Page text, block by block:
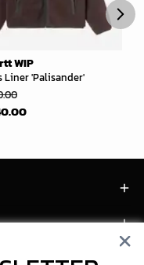
WIP
Liner 'Palisander'